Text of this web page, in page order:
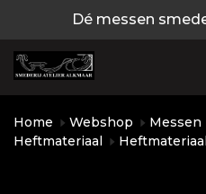
Dé messen
Home Webshop
Messen
Heftmateriaal